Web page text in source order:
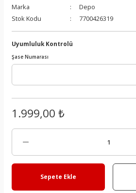
Marka
Depo
Stok Kodu
7700426319
Uyumluluk Kontrolü
Şase Numarası
1.999,00 ₺
Sepete Ekle